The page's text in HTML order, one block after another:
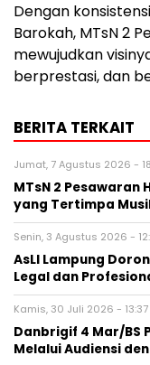
Dengan
Barokah, MTsN 2
mewujudkan
berprestasi, dan
BERITA TERKAIT
Jumat, 7 Agustus 2026 -
MTsN 2 Pesawaran
yang Tertimpa
Senin, 3 Agustus 2026 -
AsLI Lampung
Legal dan
Kamis, 30 Juli 2026 - 13:37
Danbrigif 4 Mar/BS
Melalui Audiensi